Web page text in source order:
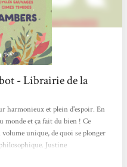
- Librairie de la
harmonieux et plein d'espoir. En
monde et ça fait du bien ! Ce
volume unique, de quoi se plonger
Justine